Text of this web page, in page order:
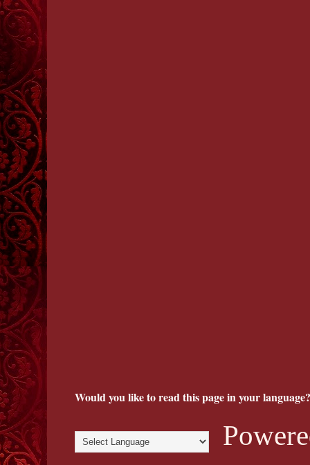
Would you like to read this page in your